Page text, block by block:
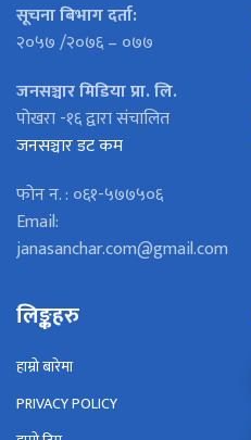
सूचना बिभाग दर्ता:
२०५७ /२०७६ – ०७७
जनसञ्चार मिडिया प्रा. लि.
पोखरा -१६ द्वारा संचालित
जनसञ्चार डट कम
फोन न. : ०६१-५७७५०६
Email:
janasanchar.com@gmail.com
लिङ्कहरु
हाम्रो बारेमा
PRIVACY POLICY